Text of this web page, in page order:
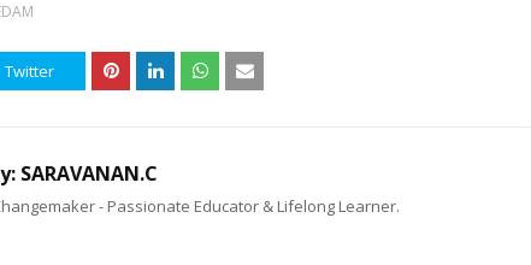
Twitter
SARAVANAN.C
- Passionate Educator & Lifelong Learner.